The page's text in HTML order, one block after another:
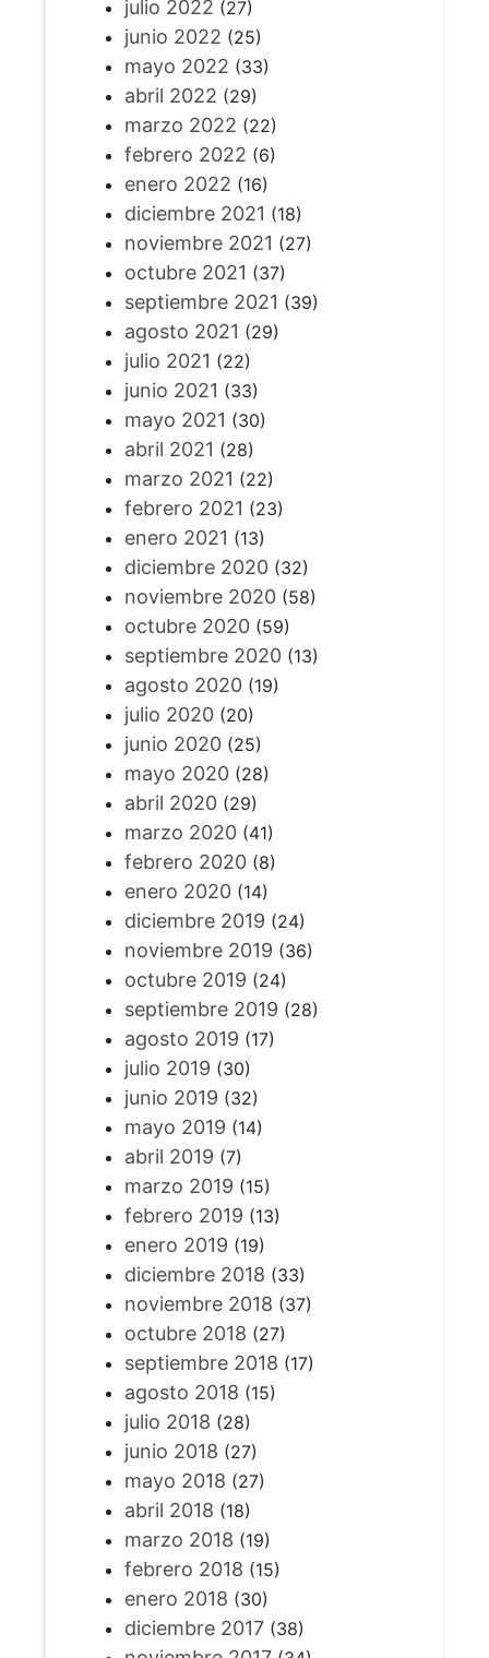
julio 2022 (27)
junio 2022 (25)
mayo 2022 (33)
abril 2022 (29)
marzo 2022 (22)
febrero 2022 (6)
enero 2022 (16)
diciembre 2021 (18)
noviembre 2021 (27)
octubre 2021 (37)
septiembre 2021 (39)
agosto 2021 (29)
julio 2021 (22)
junio 2021 (33)
mayo 2021 (30)
abril 2021 (28)
marzo 2021 (22)
febrero 2021 (23)
enero 2021 (13)
diciembre 2020(32)
noviembre 2020(58)
octubre 2020(59)
septiembre 2020(13)
agosto 2020(19)
julio 2020(20)
junio 2020(25)
mayo 2020(28)
abril 2020(29)
marzo 2020(41)
febrero 2020(8)
enero 2020(14)
diciembre 2019 (24)
noviembre 2019 (36)
octubre 2019 (24)
septiembre 2019 (28)
agosto 2019 (17)
julio 2019 (30)
junio 2019 (32)
mayo 2019 (14)
abril 2019 (7)
marzo 2019 (15)
febrero 2019 (13)
enero 2019 (19)
diciembre 2018 (33)
noviembre 2018 (37)
octubre 2018 (27)
septiembre 2018 (17)
agosto 2018 (15)
julio 2018 (28)
junio 2018 (27)
mayo 2018 (27)
abril 2018 (18)
marzo 2018 (19)
febrero 2018 (15)
enero 2018 (30)
diciembre 2017(38)